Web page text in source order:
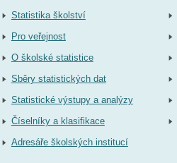
Statistika školství
Pro veřejnost
O školské statistice
Sběry statistických dat
Statistické výstupy a analýzy
Číselníky a klasifikace
Adresáře školských institucí